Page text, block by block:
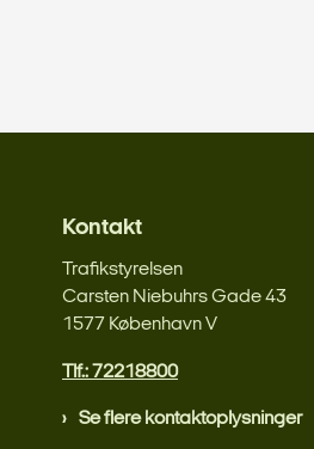
Kontakt
Trafikstyrelsen
Carsten Niebuhrs Gade 43
1577 København V
Tlf.: 72218800
Se flere kontaktoplysninger